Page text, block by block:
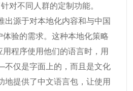
对不同人群的定制功能。
出源于对本地化内容和与中国
验的需求。这种本地化策略
程序使用他们的语言时，用
不仅是字面上的，而且是文化
地提供了中文语言包，让使用